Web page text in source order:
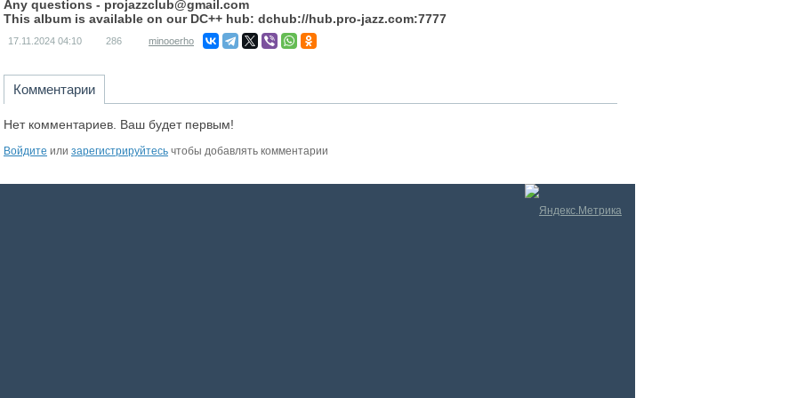
Any questions - projazzclub@gmail.com
This album is available on our DC++ hub: dchub://hub.pro-jazz.com:7777
17.11.2024 04:10 286 minooerho
Комментарии
Нет комментариев. Ваш будет первым!
Войдите или зарегистрируйтесь чтобы добавлять комментарии